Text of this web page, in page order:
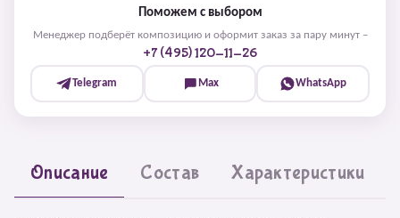
Поможем с выбором
Менеджер подберёт композицию и оформит заказ за пару минут –
+7 (495) 120-11-26
Telegram Max WhatsApp
Описание Состав Характеристики